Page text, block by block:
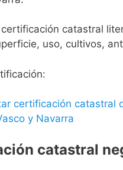
catastral
uso, cultivos,
certificación catastral
y Navarra
catastral